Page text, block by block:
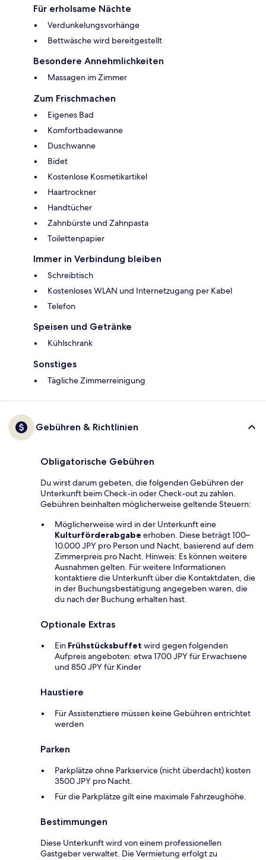
Für erholsame Nächte
Verdunkelungsvorhänge
Bettwäsche wird bereitgestellt
Besondere Annehmlichkeiten
Massagen im Zimmer
Zum Frischmachen
Eigenes Bad
Komfortbadewanne
Duschwanne
Bidet
Kostenlose Kosmetikartikel
Haartrockner
Handtücher
Zahnbürste und Zahnpasta
Toilettenpapier
Immer in Verbindung bleiben
Schreibtisch
Kostenloses WLAN und Internetzugang per Kabel
Telefon
Speisen und Getränke
Kühlschrank
Sonstiges
Tägliche Zimmerreinigung
Gebühren & Richtlinien
Obligatorische Gebühren
Du wirst darum gebeten, die folgenden Gebühren der
Unterkunft beim Check-in oder Check-out zu zahlen.
Gebühren beinhalten möglicherweise geltende Steuern:
Möglicherweise wird in der Unterkunft eine
Kulturförderabgabe erhoben. Diese beträgt 100–
10.000 JPY pro Person und Nacht, basierend auf dem
Zimmerpreis pro Nacht. Hinweis: Es können weitere
Ausnahmen gelten. Für weitere Informationen
kontaktiere die Unterkunft über die Kontaktdaten, die
in der Buchungsbestätigung angegeben waren, die
du nach der Buchung erhalten hast.
Optionale Extras
Ein Frühstücksbuffet wird gegen folgenden
Aufpreis angeboten: etwa 1700 JPY für Erwachsene
und 850 JPY für Kinder
Haustiere
Für Assistenztiere müssen keine Gebühren entrichtet
werden
Parken
Parkplätze ohne Parkservice (nicht überdacht) kosten
3500 JPY pro Nacht.
Für die Parkplätze gilt eine maximale Fahrzeughöhe.
Bestimmungen
Diese Unterkunft wird von einem professionellen
Gastgeber verwaltet. Die Vermietung erfolgt zu